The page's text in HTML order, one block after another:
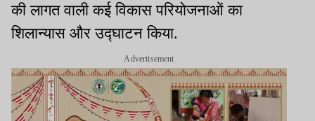
की लागत वाली कई विकास परियोजनाओं का
शिलान्यास और उद्घाटन किया.
Advertisement